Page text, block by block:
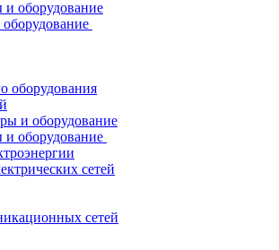
оборудования
оборудование
сетей
сетей